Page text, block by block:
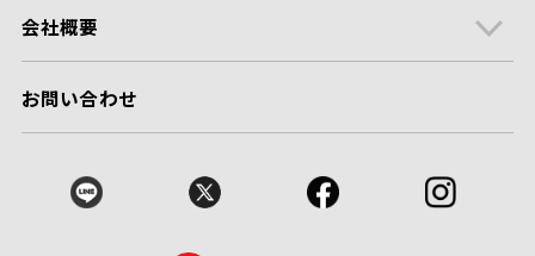
会社概要
お問い合わせ